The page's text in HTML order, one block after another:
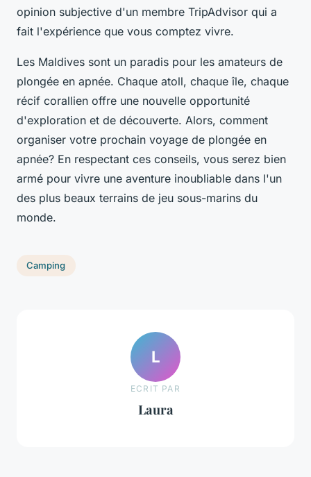
opinion subjective d'un membre TripAdvisor qui a
fait l'expérience que vous comptez vivre.
Les Maldives sont un paradis pour les amateurs de
plongée en apnée. Chaque atoll, chaque île, chaque
récif corallien offre une nouvelle opportunité
d'exploration et de découverte. Alors, comment
organiser votre prochain voyage de plongée en
apnée? En respectant ces conseils, vous serez bien
armé pour vivre une aventure inoubliable dans l'un
des plus beaux terrains de jeu sous-marins du
monde.
Camping
L
ECRIT PAR
Laura